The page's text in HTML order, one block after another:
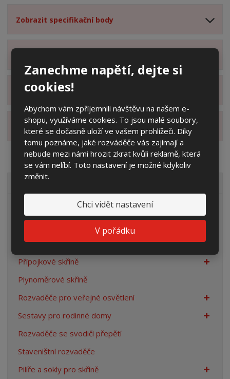
Zanechme napětí, dejte si
cookies!
Abychom vám zpříjemnili návštěvu na našem e-
shopu, využíváme cookies. To jsou malé soubory,
které se dočasně uloží ve vašem prohlížeči. Díky
tomu poznáme, jaké rozváděče vás zajímají a
nebude mezi námi hrozit zkrat kvůli reklamě, která
se vám nelíbí. Toto nastavení je možné kdykoliv
změnit.
Chci vidět nastavení
V pořádku
Zobrazit specifikační body
Zobrazit hodnocení produktu
Zobrazit alternativní produkty
Elektroměrové rozvaděče
Rozpojovací jistící skříně
Přípojkové skříně
Plynoměrové skříně
Rozvaděče pro veřejné osvětlení
Sestavy pro rodinné domy
Rozvaděče se svodiči přepětí
Staveništní rozvaděče
Pilíře a sokly pro skříně